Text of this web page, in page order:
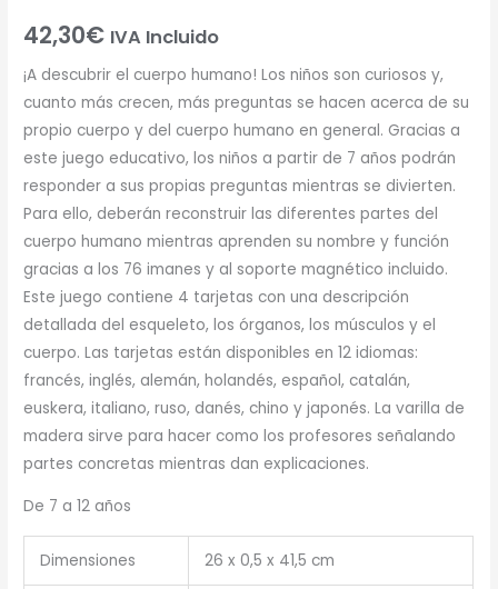
42,30€ IVA Incluido
¡A descubrir el cuerpo humano! Los niños son curiosos y,
cuanto más crecen, más preguntas se hacen acerca de su
propio cuerpo y del cuerpo humano en general. Gracias a
este juego educativo, los niños a partir de 7 años podrán
responder a sus propias preguntas mientras se divierten.
Para ello, deberán reconstruir las diferentes partes del
cuerpo humano mientras aprenden su nombre y función
gracias a los 76 imanes y al soporte magnético incluido.
Este juego contiene 4 tarjetas con una descripción
detallada del esqueleto, los órganos, los músculos y el
cuerpo. Las tarjetas están disponibles en 12 idiomas:
francés, inglés, alemán, holandés, español, catalán,
euskera, italiano, ruso, danés, chino y japonés. La varilla de
madera sirve para hacer como los profesores señalando
partes concretas mientras dan explicaciones.
De 7 a 12 años
Dimensiones 26 x 0,5 x 41,5 cm